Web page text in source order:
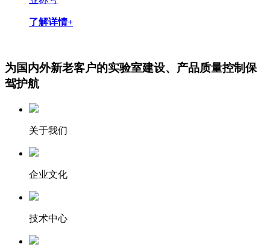
了解详情+
为国内外新老客户的实验室建设、产品质量控制保
驾护航
关于我们
企业文化
技术中心